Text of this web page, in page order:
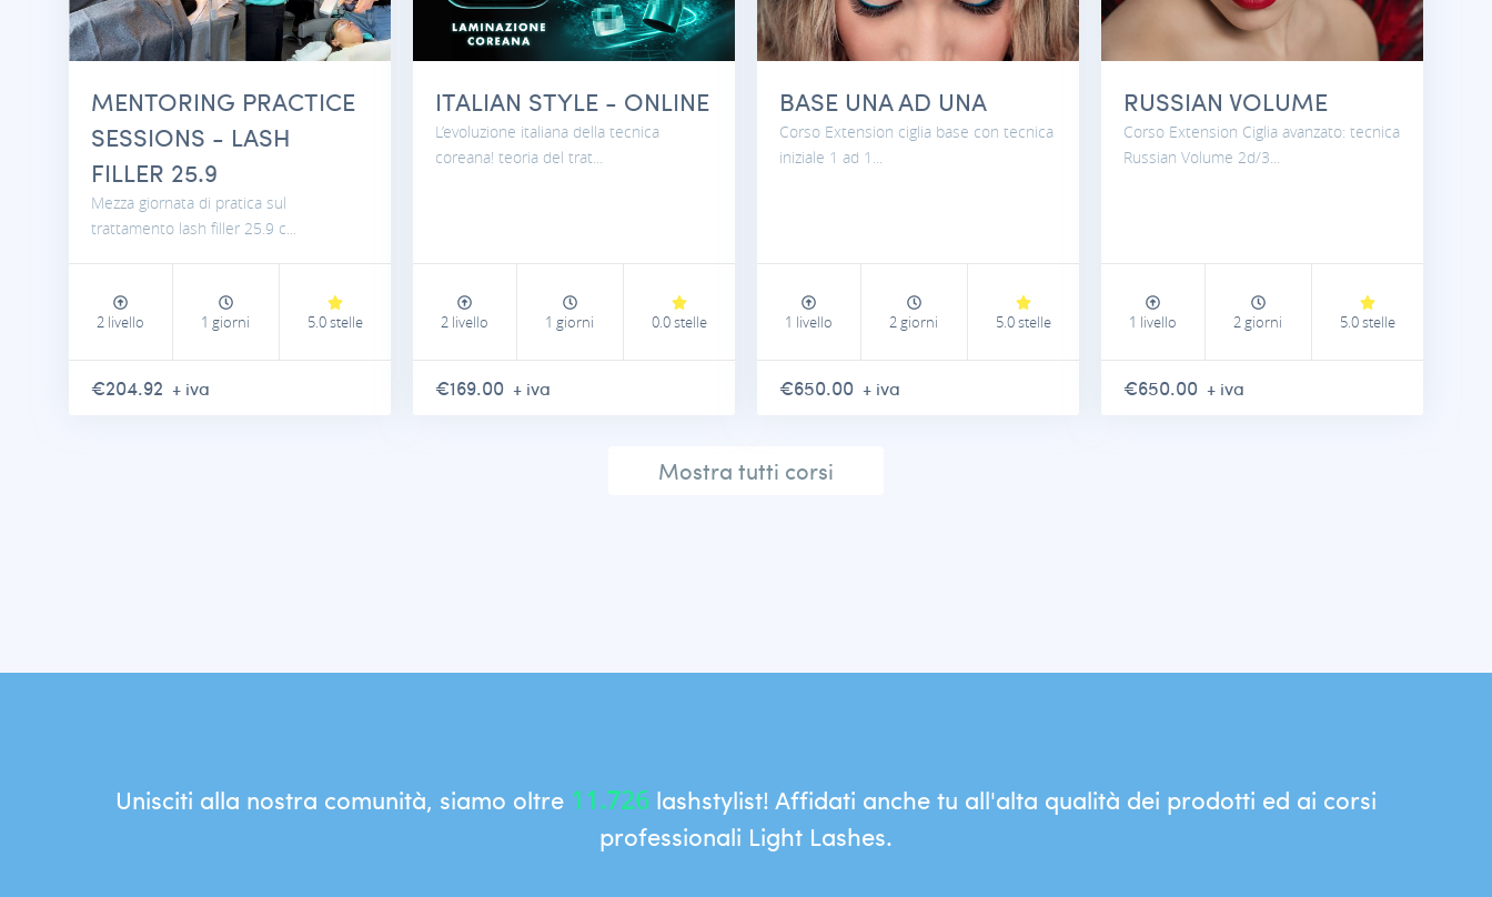
MENTORING PRACTICE
SESSIONS - LASH
FILLER 25.9
Mezza giornata di pratica sul
trattamento lash filler 25.9 c...
2 livello 1 giorni 5.0 stelle
€204.92 + iva
ITALIAN STYLE - ONLINE
L’evoluzione italiana della tecnica
coreana! teoria del trat...
2 livello 1 giorni 0.0 stelle
€169.00 + iva
BASE UNA AD UNA
Corso Extension ciglia base con tecnica
iniziale 1 ad 1...
1 livello 2 giorni 5.0 stelle
€650.00 + iva
RUSSIAN VOLUME
Corso Extension Ciglia avanzato: tecnica
Russian Volume 2d/3...
1 livello 2 giorni 5.0 stelle
€650.00 + iva
Mostra tutti corsi
Unisciti alla nostra comunità, siamo oltre 11.726 lashstylist! Affidati anche tu all'alta qualità dei prodotti ed ai corsi
professionali Light Lashes.